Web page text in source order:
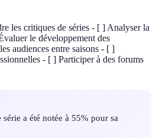
les critiques de séries - [ ] Analyser la
le développement des
audiences entre saisons - [ ]
- [ ] Participer à des forums
série a été notée à 55% pour sa